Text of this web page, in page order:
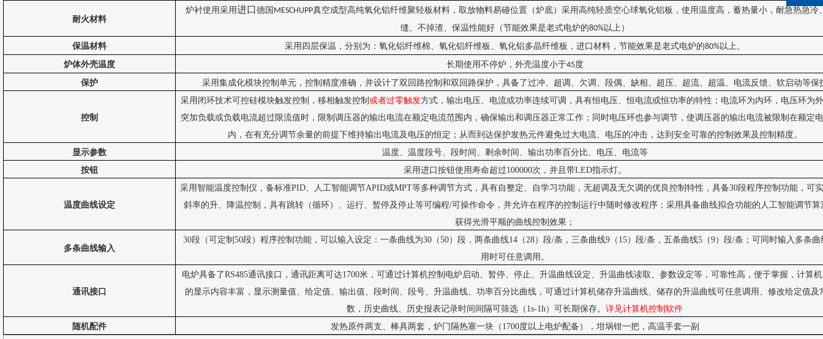
耐火材料
炉衬使用采用进口德国 MESCHUPP真空成型高纯氧化铝纤维聚轻板材料，取放物料易碰位置（炉底）采用高纯轻质空心球氧化铝板，使用温度高，蓄热量小，耐急热急冷
缝、不掉渣、保温性能好（节能效果是老式电炉的80%以上）
保温材料
采用四层保温，分别为：氧化铝纤维棉、氧化铝纤维板、氧化铝多晶纤维板，进口材料，节能效果是老式电炉的80%以上。
炉体外壳温度
长期使用不停炉，外壳温度小于45度
保护
采用集成化模块控制单元，控制精度准确，并设计了双回路控制和双回路保护，具备了过冲、超调、欠调、段偶、缺相、超压、超流、超温、电流反馈、软启动等保
控制
采用 闭环技术可控硅模块触发控制， 移相触发控制 或者过零触发方式，输出电压、电流或功率连续可调，具有恒电压、恒电流或恒功率的特性 ； 电流环为内环，电压环为
突加负载或负载电流超过限流值时，限制调压器的输出电流在额定电流范围内，确保输出和调压器正常工作；同时电压环也参与调节，使调压器的输出电流被限制在额定
内，在有充分调节余量的前提下维持输出电流及电压的恒定 ；从而到达保护发热元件避免过大电流、电压的冲击，达到安全可靠的控制效果及控制精度。
显示参数
温度、温度段号、段时间、剩余时间、输出功率百分比、电压、电流等
按钮
采用进口按钮使用寿命超过100000次，并且带LED指示灯。
温度曲线设定
采用智能温度控制仪， 备标准PID、人工智能调节APID或MPT等多种调节方式，具有自整定、自学习功能，无超调及无欠调的优良控制特性 ， 具备30段程序控制功能，可
斜率的升、降温控制，具有跳转（循环）、运行、暂停及停止等可编程/可操作命令，并允许在程序的控制运行中随时修改程序；采用具备曲线拟合功能的人工智能调节算
获得光滑平顺的曲线控制效果；
多条曲线输入
30段（可定制50段）程序控制功能，可以输入设定：一条曲线为30（50）段，两条曲线14（28）段/条，三条曲线9（15）段/条，五条曲线5（9）段/条；可同时输入多条曲
用时可任意调用。
通讯接口
电炉具备了RS485通讯接口，通讯距离可达1700米，可通过计算机控制 电炉启动、暂停、停止、升温曲线设定、升温曲线读取、参数设定等，可靠性高，便于掌握 ， 计算
的显示内容丰富，显示测量值、给定值、输出值、段时间、段号、升温曲线、功率百分比曲线， 可通过计算机储存升温曲线、储存的升温曲线可任意调用、 修改给定值及
数 ，历史曲线、历史报表记录时间间隔可筛选（ 1s-1h）可长期保存。 详见计算机控制软件
随机配件
发热原件两支、棒具两套，炉门隔热塞一块（ 1700度以上电炉配备），坩埚钳一把，高温手套一副